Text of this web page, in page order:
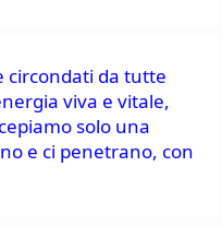
circondati da tutte
viva e vitale,
solo una
e ci penetrano, con